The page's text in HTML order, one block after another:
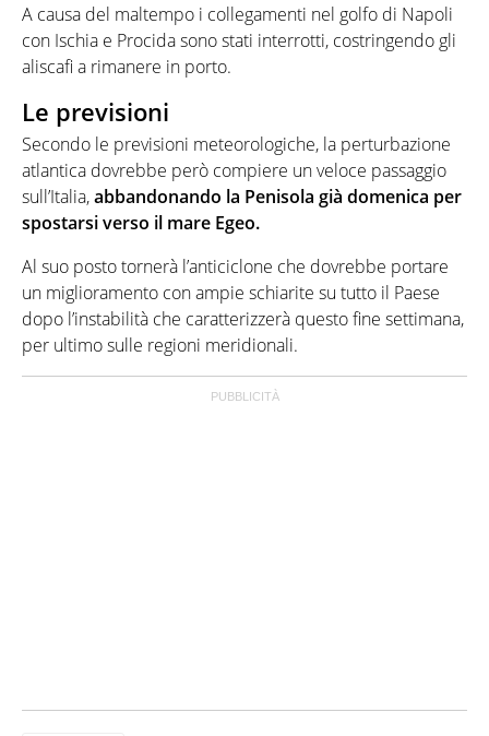
A causa del maltempo i collegamenti nel golfo di Napoli
con Ischia e Procida sono stati interrotti, costringendo gli
aliscafi a rimanere in porto.
Le previsioni
Secondo le previsioni meteorologiche, la perturbazione
atlantica dovrebbe però compiere un veloce passaggio
sull’Italia,abbandonando la Penisola già domenica per
spostarsi verso il mare Egeo.
Al suo posto tornerà l’anticiclone che dovrebbe portare
un miglioramento con ampie schiarite su tutto il Paese
dopo l’instabilità che caratterizzerà questo fine settimana,
per ultimo sulle regioni meridionali.